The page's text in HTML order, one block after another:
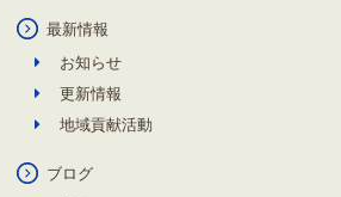
最新情報
お知らせ
更新情報
地域貢献活動
ブログ